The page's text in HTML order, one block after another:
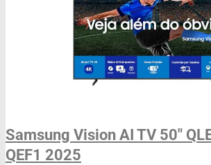
Samsung Vision AI TV 50"
QEF1 2025